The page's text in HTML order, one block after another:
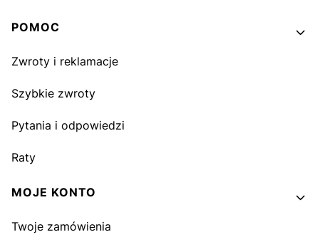
Linki w stopce
POMOC
Zwroty i reklamacje
Szybkie zwroty
Pytania i odpowiedzi
Raty
MOJE KONTO
Twoje zamówienia